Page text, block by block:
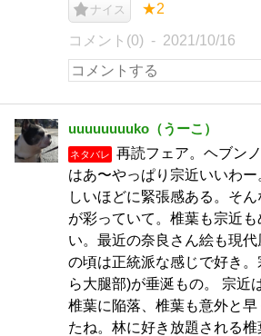
ナイス ★2
コメント(0) 2021/10/16
uuuuuuuuko（うーこ）
ネタバレ
再読フェア。ヘブン
はあ〜やっぱり宗近いいわ
しいほどに緊張感ある。そ
が彩っていて。椎葉も宗近
い。最近の奈良さん絵も現
の頃は正統派な感じで好き
ら大腿部)が垂涎もの。 宗近
椎葉に陥落、椎葉も意外と
たね。林に好き放題される